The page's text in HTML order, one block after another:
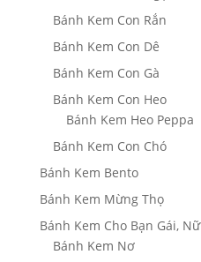
Bánh Kem Con Rắn
Bánh Kem Con Dê
Bánh Kem Con Gà
Bánh Kem Con Heo
Bánh Kem Heo Peppa
Bánh Kem Con Chó
Bánh Kem Bento
Bánh Kem Mừng Thọ
Bánh Kem Cho Bạn Gái, Nữ
Bánh Kem Nơ